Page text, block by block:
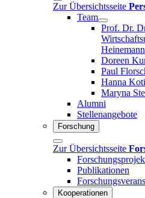
Zur Übersichtsseite
Team
Prof. Dr.
Heinemann
Doreen
Paul
Hanna
Maryna
Alumni
Stellenangebote
Forschung
Zur Übersichtsseite
Publikationen
Kooperationen